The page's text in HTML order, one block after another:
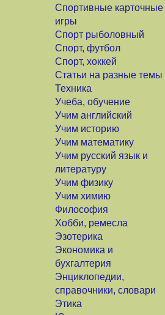
Спортивные карточные
игры
Спорт рыболовный
Спорт, футбол
Спорт, хоккей
Статьи на разные темы
Техника
Учеба, обучение
Учим английский
Учим историю
Учим математику
Учим русский язык и
литературу
Учим физику
Учим химию
Философия
Хобби, ремесла
Эзотерика
Экономика и
бухгалтерия
Энциклопедии,
справочники, словари
Этика